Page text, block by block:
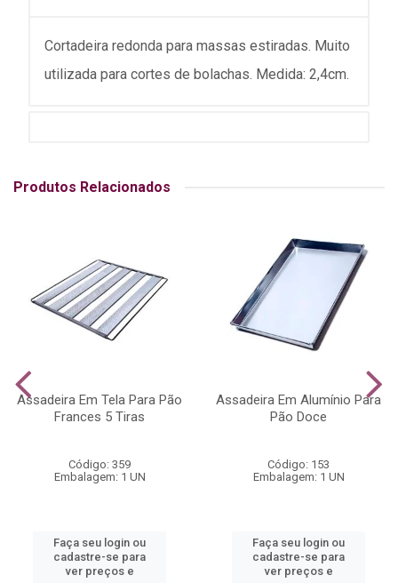
Cortadeira redonda para massas estiradas. Muito
utilizada para cortes de bolachas. Medida: 2,4cm.
Produtos Relacionados
Assadeira Em Tela Para Pão
Frances 5 Tiras
Código: 359
Embalagem: 1 UN
Faça seu login ou
cadastre-se para
ver preços e
Assadeira Em Alumínio Para
Pão Doce
Código: 153
Embalagem: 1 UN
Faça seu login ou
cadastre-se para
ver preços e